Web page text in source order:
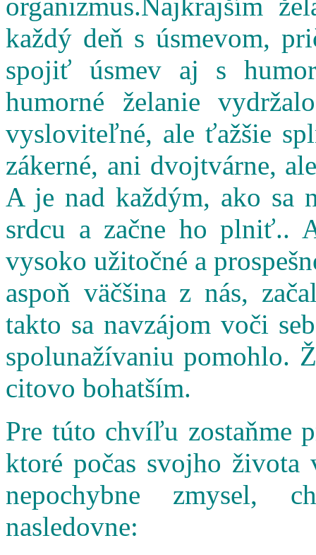
organizmus.Najkrajším
každý deň s úsmevom,
spojiť úsmev aj s
humorné želanie
vysloviteľné, ale ťažšie
zákerné, ani dvojtvárne,
A je nad každým, ako sa
srdcu a začne ho plniť..
vysoko užitočné a
aspoň väčšina z nás,
takto sa navzájom voči
spolunažívaniu pomohlo.
citovo bohatším.
Pre túto chvíľu zostaňme
ktoré počas svojho
nepochybne zmysel,
nasledovne: